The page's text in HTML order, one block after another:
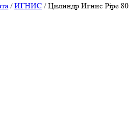
/ИГНИС /Цилиндр Игнис Pipe